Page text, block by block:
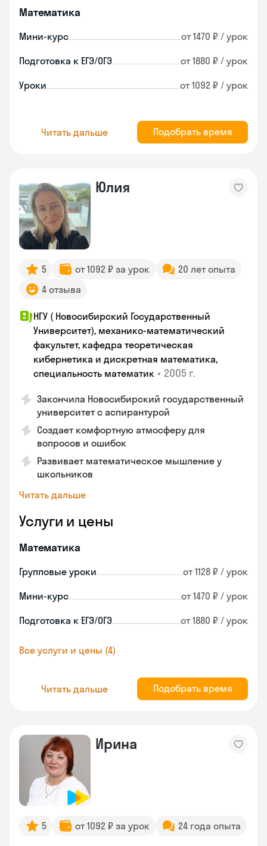
Математика
Мини-курс от 1470 ₽ / урок
Подготовка к ЕГЭ/ОГЭ от 1880 ₽ / урок
Уроки от 1092 ₽ / урок
Читать дальше Подобрать время
Юлия
5 от 1092 ₽ за урок
20 лет опыта
4 отзыва
НГУ ( Новосибирский Государственный
Университет), механико-математический
факультет, кафедра теоретическая
кибернетика и дискретная математика,
специальность математик • 2005 г.
Закончилa Новосибирский государственный
университет с аспирантурой
Создает комфортную атмосферу для
вопросов и ошибок
Развивает математическое мышление у
школьников
Читать дальше
Услуги и цены
Математика
Групповые уроки от 1128 ₽ / урок
Мини-курс от 1470 ₽ / урок
Подготовка к ЕГЭ/ОГЭ от 1880 ₽ / урок
Все услуги и цены (4)
Читать дальше Подобрать время
Ирина
5 от 1092 ₽ за урок 24 года опыта